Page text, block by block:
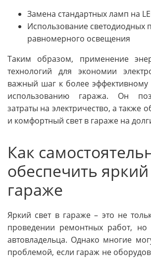
Замена стандартных ламп на
Использование светодиодных
равномерного освещения
Таким образом, применение
технологий для экономии
важный шаг к более эффективному
использованию гаража. Он
затраты на электричество, а также
и комфортный свет в гараже на
Как
обеспечить яркий
гараже
Яркий свет в гараже – это не
проведении ремонтных работ, но
автовладельца. Однако многие
проблемой, если гараж не